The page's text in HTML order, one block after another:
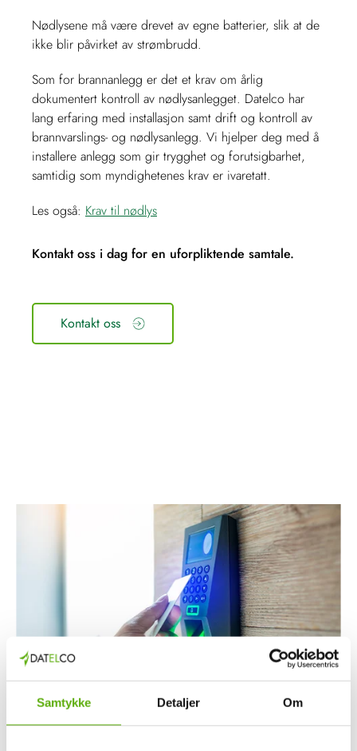
Samtykke Detaljer Om
Nødlysene må være drevet av egne batterier, slik at de
ikke blir påvirket av strømbrudd.
Som for brannanlegg er det et krav om årlig
dokumentert kontroll av nødlysanlegget. Datelco har
lang erfaring med installasjon samt drift og kontroll av
brannvarslings- og nødlysanlegg. Vi hjelper deg med å
installere anlegg som gir trygghet og forutsigbarhet,
samtidig som myndighetenes krav er ivaretatt.
Les også: Krav til nødlys
Kontakt oss i dag for en uforpliktende samtale.
Kontakt oss